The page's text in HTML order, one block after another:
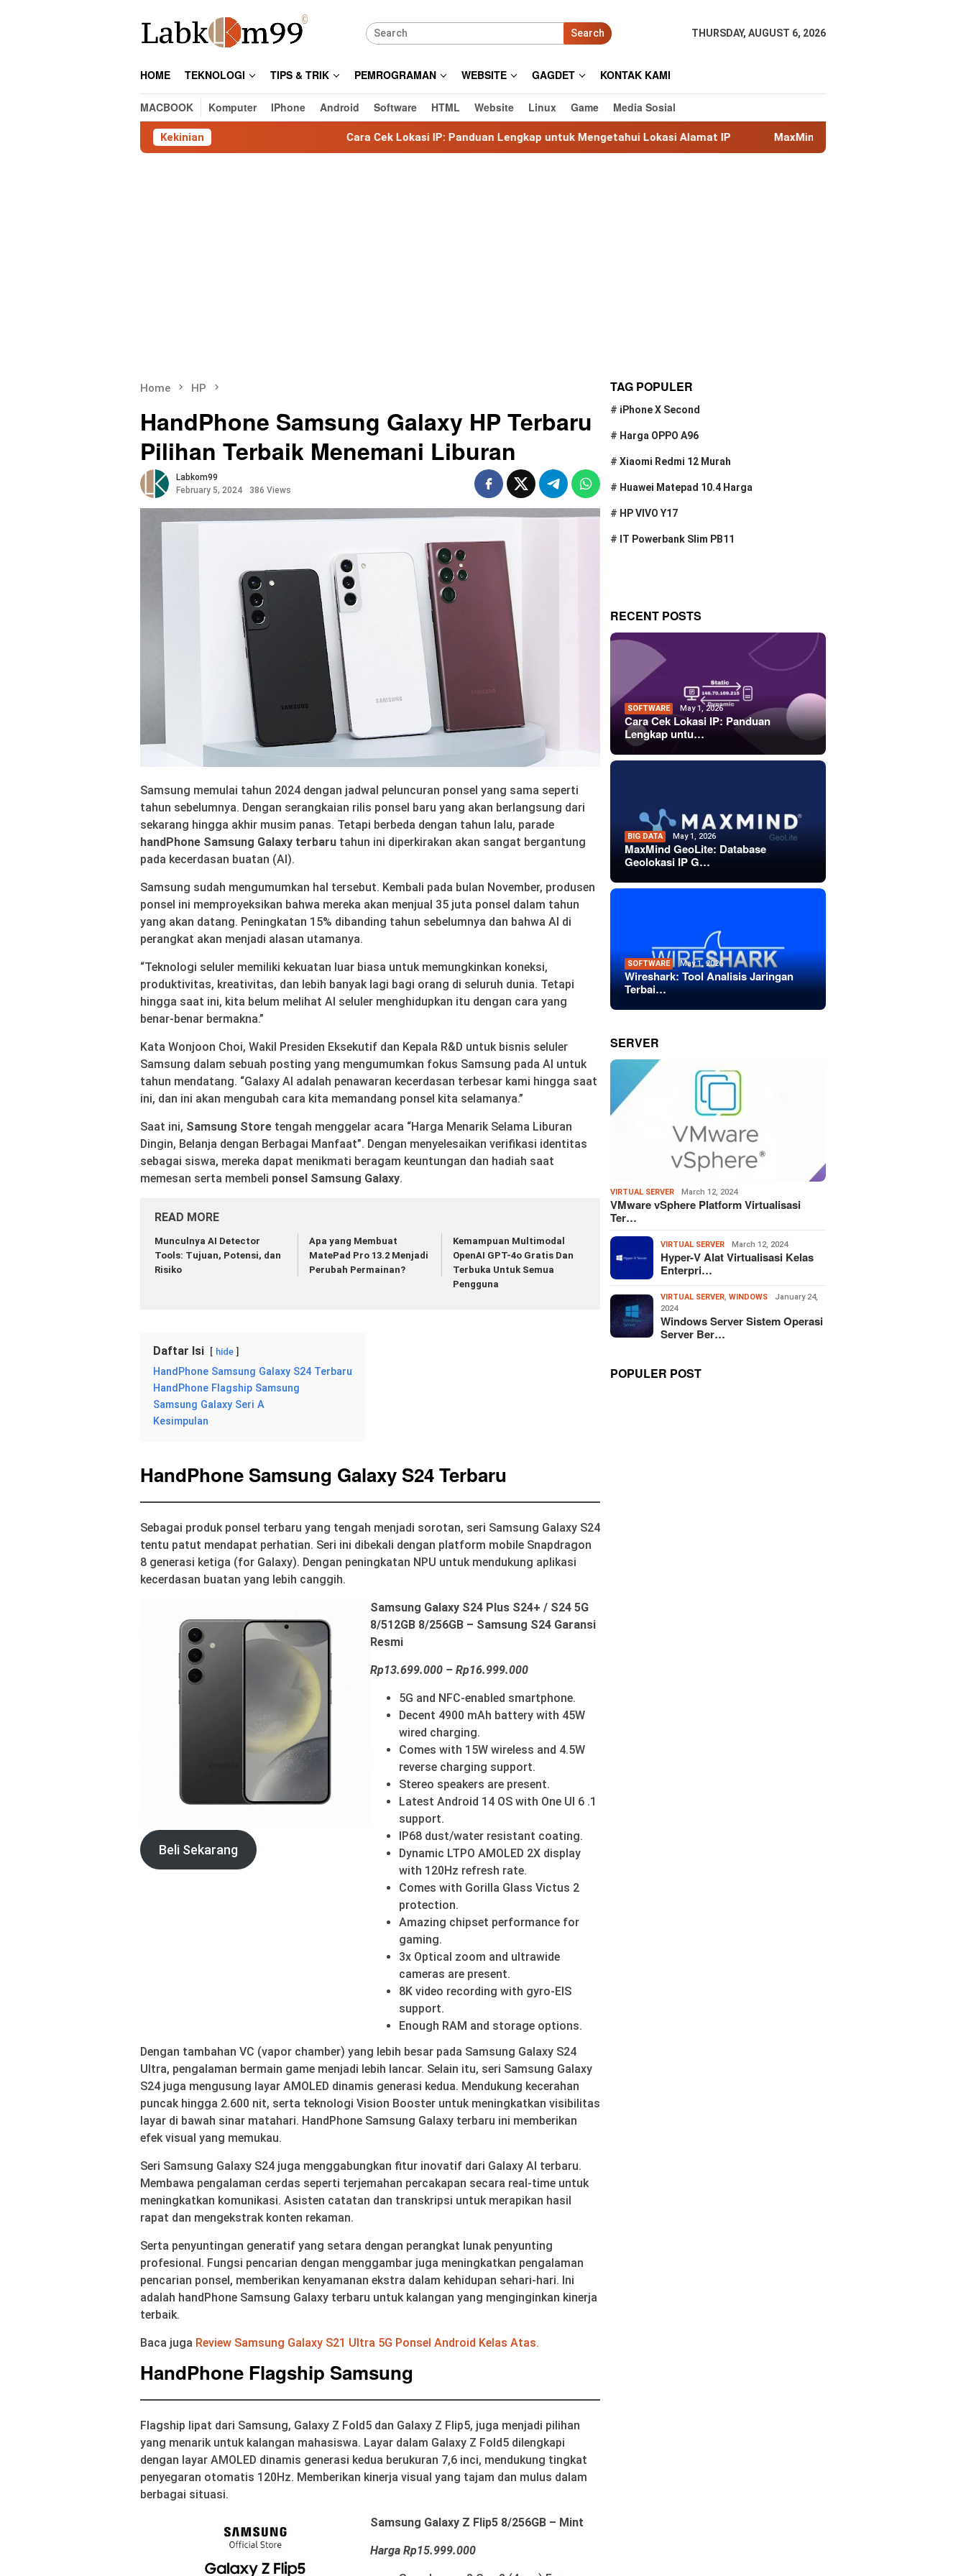
Search THURSDAY, AUGUST 6, 2026
HOME TEKNOLOGI TIPS & TRIK PEMROGRAMAN WEBSITE GAGDET KONTAK KAMI
MACBOOK Komputer IPhone Android Software HTML Website Linux Game Media Sosial
Kekinian Cara Cek Lokasi IP: Panduan Lengkap untuk Mengetahui Lokasi Alamat IP MaxMind GeoLite: Database Geolokasi IP Gratis
Home HP
HandPhone Samsung Galaxy HP Terbaru
Pilihan Terbaik Menemani Liburan
Labkom99
February 5, 2024
386 Views
Samsung memulai tahun 2024 dengan jadwal peluncuran ponsel yang sama seperti
tahun sebelumnya. Dengan serangkaian rilis ponsel baru yang akan berlangsung dari
sekarang hingga akhir musim panas. Tetapi berbeda dengan tahun lalu, parade
handPhone Samsung Galaxy terbaru tahun ini diperkirakan akan sangat bergantung
pada kecerdasan buatan (AI).
Samsung sudah mengumumkan hal tersebut. Kembali pada bulan November, produsen
ponsel ini memproyeksikan bahwa mereka akan menjual 35 juta ponsel dalam tahun
yang akan datang. Peningkatan 15% dibanding tahun sebelumnya dan bahwa AI di
perangkat akan menjadi alasan utamanya.
“Teknologi seluler memiliki kekuatan luar biasa untuk memungkinkan koneksi,
produktivitas, kreativitas, dan lebih banyak lagi bagi orang di seluruh dunia. Tetapi
hingga saat ini, kita belum melihat AI seluler menghidupkan itu dengan cara yang
benar-benar bermakna.”
Kata Wonjoon Choi, Wakil Presiden Eksekutif dan Kepala R&D untuk bisnis seluler
Samsung dalam sebuah posting yang mengumumkan fokus Samsung pada AI untuk
tahun mendatang. “Galaxy AI adalah penawaran kecerdasan terbesar kami hingga saat
ini, dan ini akan mengubah cara kita memandang ponsel kita selamanya.”
Saat ini, Samsung Store tengah menggelar acara “Harga Menarik Selama Liburan
Dingin, Belanja dengan Berbagai Manfaat”. Dengan menyelesaikan verifikasi identitas
sebagai siswa, mereka dapat menikmati beragam keuntungan dan hadiah saat
memesan serta membeli ponsel Samsung Galaxy.
READ MORE
Munculnya AI Detector
Tools: Tujuan, Potensi, dan
Risiko
Apa yang Membuat
MatePad Pro 13.2 Menjadi
Perubah Permainan?
Kemampuan Multimodal
OpenAI GPT-4o Gratis Dan
Terbuka Untuk Semua
Pengguna
Daftar Isi hide
HandPhone Samsung Galaxy S24 Terbaru
HandPhone Flagship Samsung
Samsung Galaxy Seri A
Kesimpulan
HandPhone Samsung Galaxy S24 Terbaru
Sebagai produk ponsel terbaru yang tengah menjadi sorotan, seri Samsung Galaxy S24
tentu patut mendapat perhatian. Seri ini dibekali dengan platform mobile Snapdragon
8 generasi ketiga (for Galaxy). Dengan peningkatan NPU untuk mendukung aplikasi
kecerdasan buatan yang lebih canggih.
Beli Sekarang
Samsung Galaxy S24 Plus S24+ / S24 5G
8/512GB 8/256GB – Samsung S24 Garansi
Resmi
Rp13.699.000 – Rp16.999.000
5G and NFC-enabled smartphone.
Decent 4900 mAh battery with 45W
wired charging.
Comes with 15W wireless and 4.5W
reverse charging support.
Stereo speakers are present.
Latest Android 14 OS with One UI 6 .1
support.
IP68 dust/water resistant coating.
Dynamic LTPO AMOLED 2X display
with 120Hz refresh rate.
Comes with Gorilla Glass Victus 2
protection.
Amazing chipset performance for
gaming.
3x Optical zoom and ultrawide
cameras are present.
8K video recording with gyro-EIS
support.
Enough RAM and storage options.
Dengan tambahan VC (vapor chamber) yang lebih besar pada Samsung Galaxy S24
Ultra, pengalaman bermain game menjadi lebih lancar. Selain itu, seri Samsung Galaxy
S24 juga mengusung layar AMOLED dinamis generasi kedua. Mendukung kecerahan
puncak hingga 2.600 nit, serta teknologi Vision Booster untuk meningkatkan visibilitas
layar di bawah sinar matahari. HandPhone Samsung Galaxy terbaru ini memberikan
efek visual yang memukau.
Seri Samsung Galaxy S24 juga menggabungkan fitur inovatif dari Galaxy AI terbaru.
Membawa pengalaman cerdas seperti terjemahan percakapan secara real-time untuk
meningkatkan komunikasi. Asisten catatan dan transkripsi untuk merapikan hasil
rapat dan mengekstrak konten rekaman.
Serta penyuntingan generatif yang setara dengan perangkat lunak penyunting
profesional. Fungsi pencarian dengan menggambar juga meningkatkan pengalaman
pencarian ponsel, memberikan kenyamanan ekstra dalam kehidupan sehari-hari. Ini
adalah handPhone Samsung Galaxy terbaru untuk kalangan yang menginginkan kinerja
terbaik.
Baca juga Review Samsung Galaxy S21 Ultra 5G Ponsel Android Kelas Atas.
HandPhone Flagship Samsung
Flagship lipat dari Samsung, Galaxy Z Fold5 dan Galaxy Z Flip5, juga menjadi pilihan
yang menarik untuk kalangan mahasiswa. Layar dalam Galaxy Z Fold5 dilengkapi
dengan layar AMOLED dinamis generasi kedua berukuran 7,6 inci, mendukung tingkat
penyegaran otomatis 120Hz. Memberikan kinerja visual yang tajam dan mulus dalam
berbagai situasi.
Samsung Galaxy Z Flip5 8/256GB – Mint
Harga Rp15.999.000
TAG POPULER
# iPhone X Second
# Harga OPPO A96
#Xiaomi Redmi 12 Murah
# Huawei Matepad 10.4 Harga
# HP VIVO Y17
# IT Powerbank Slim PB11
RECENT POSTS
SOFTWARE May 1, 2026
Cara Cek Lokasi IP: Panduan
Lengkap untu…
BIG DATA May 1, 2026
MaxMind GeoLite: Database
Geolokasi IP G…
SOFTWARE May 1, 2026
Wireshark: Tool Analisis Jaringan
Terbai…
SERVER
VIRTUAL SERVER March 12, 2024
VMware vSphere Platform Virtualisasi
Ter…
VIRTUAL SERVER March 12, 2024
Hyper-V Alat Virtualisasi Kelas
Enterpri…
VIRTUAL SERVER,WINDOWS
January 24,
2024
Windows Server Sistem Operasi
Server Ber…
POPULER POST